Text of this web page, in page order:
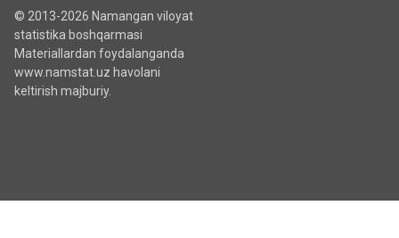
© 2013-2026 Namangan viloyat
statistika boshqarmasi
Materiallardan foydalanganda
www.namstat.uz havolani
keltirish majburiy.